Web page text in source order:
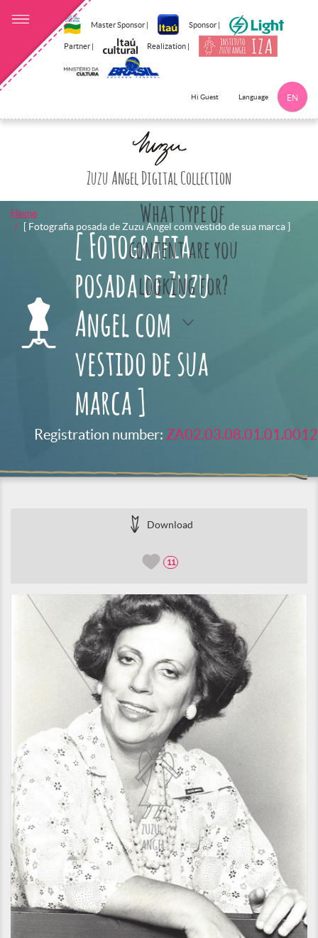
Master Sponsor | Sponsor |
Partner | Realization |
Hi Guest Language EN
Zuzu Angel Digital Collection
What type of
content are you
looking for?
Home
[ Fotografia posada de Zuzu Angel com vestido de sua marca ]
[ Fotografia
posada de Zuzu
Angel com
vestido de sua
marca ]
Registration number: ZA02.03.08.01.01.0012
Download
11